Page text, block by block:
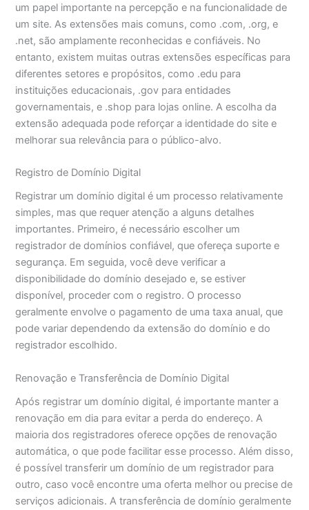
um papel importante na percepção e na funcionalidade de
um site. As extensões mais comuns, como .com, .org, e
.net, são amplamente reconhecidas e confiáveis. No
entanto, existem muitas outras extensões específicas para
diferentes setores e propósitos, como .edu para
instituições educacionais, .gov para entidades
governamentais, e .shop para lojas online. A escolha da
extensão adequada pode reforçar a identidade do site e
melhorar sua relevância para o público-alvo.
Registro de Domínio Digital
Registrar um domínio digital é um processo relativamente
simples, mas que requer atenção a alguns detalhes
importantes. Primeiro, é necessário escolher um
registrador de domínios confiável, que ofereça suporte e
segurança. Em seguida, você deve verificar a
disponibilidade do domínio desejado e, se estiver
disponível, proceder com o registro. O processo
geralmente envolve o pagamento de uma taxa anual, que
pode variar dependendo da extensão do domínio e do
registrador escolhido.
Renovação e Transferência de Domínio Digital
Após registrar um domínio digital, é importante manter a
renovação em dia para evitar a perda do endereço. A
maioria dos registradores oferece opções de renovação
automática, o que pode facilitar esse processo. Além disso,
é possível transferir um domínio de um registrador para
outro, caso você encontre uma oferta melhor ou precise de
serviços adicionais. A transferência de domínio geralmente